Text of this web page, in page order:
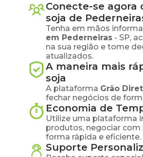
Conecte-se agora
soja de
Tenha em mãos
em Pederneiras - SP,
na sua região e tome
atualizados.
A maneira mais
soja
A plataforma Grão
fechar negócios de
Economia de
Utilize uma plataforma
produtos, negociar
forma rápida e eficiente.
Suporte